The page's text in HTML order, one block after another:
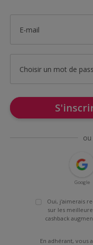
E-mail
Choisir un mot de
Google
Oui, j'aimerais
sur les
cashback
En adhérant, vous